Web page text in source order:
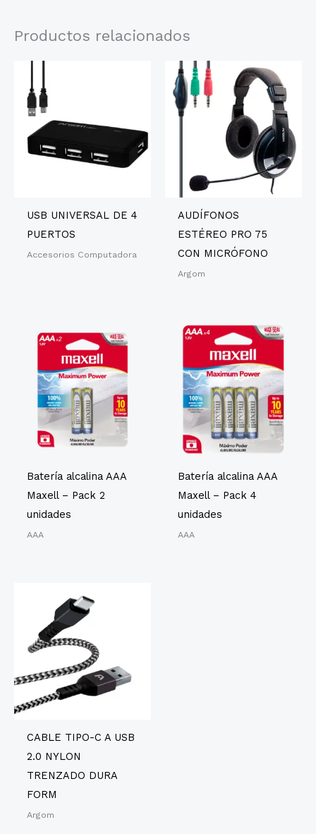
Productos relacionados
USB UNIVERSAL DE 4
PUERTOS
Accesorios Computadora
AUDÍFONOS
ESTÉREO PRO 75
CON MICRÓFONO
Argom
Batería alcalina AAA
Maxell – Pack 2
unidades
AAA
Batería alcalina AAA
Maxell – Pack 4
unidades
AAA
CABLE TIPO-C A USB
2.0 NYLON
TRENZADO DURA
FORM
Argom